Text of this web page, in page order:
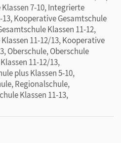
7-10, Integrierte
Kooperative Gesamtschule
Klassen 11-12,
11-12/13, Kooperative
Oberschule, Oberschule
11-12/13,
plus Klassen 5-10,
Regionalschule,
Klassen 11-13,